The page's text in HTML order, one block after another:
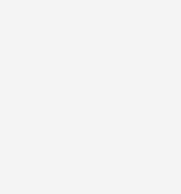
Während nichtkonzentrierende
CPC-Kollektoren) mit steigender
bleibt die Parabolrinne
stabil. Das
im industriell relevanten
Heißwasser bis Prozessdampf,